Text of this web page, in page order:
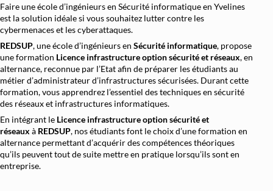
Faire une école d’ingénieurs en Sécurité informatique en Yvelines
est la solution idéale si vous souhaitez lutter contre les
cybermenaces et les cyberattaques.
REDSUP, une école d’ingénieurs en Sécurité informatique, propose
une formation Licence infrastructure option sécurité et réseaux, en
alternance, reconnue par l’Etat afin de préparer les étudiants au
métier d’administrateur d’infrastructures sécurisées. Durant cette
formation, vous apprendrez l’essentiel des techniques en sécurité
des réseaux et infrastructures informatiques.
En intégrant le Licence infrastructure option sécurité et
réseaux à REDSUP, nos étudiants font le choix d’une formation en
alternance permettant d’acquérir des compétences théoriques
qu’ils peuvent tout de suite mettre en pratique lorsqu’ils sont en
entreprise.